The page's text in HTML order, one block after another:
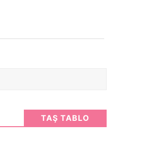
TAŞ TABLO